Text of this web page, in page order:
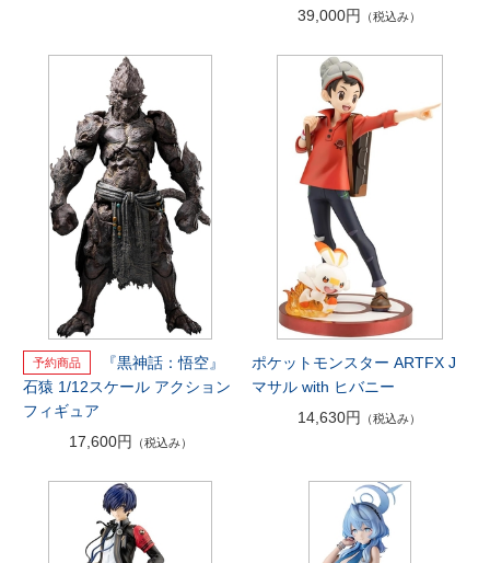
39,000円
（税込み）
『黒神話：悟空』
石猿 1/12スケール アクション
フィギュア
17,600円
（税込み）
ポケットモンスター ARTFX J
マサル with ヒバニー
14,630円
（税込み）